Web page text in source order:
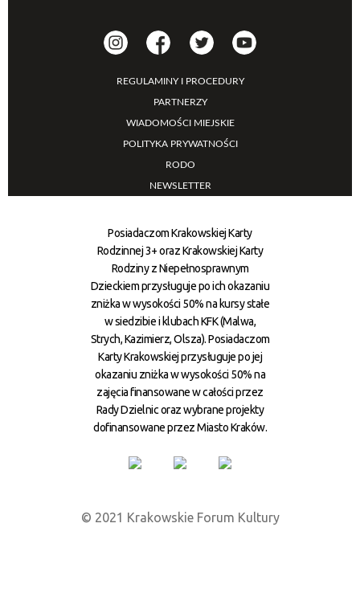
REGULAMINY I PROCEDURY
PARTNERZY
WIADOMOŚCI MIEJSKIE
POLITYKA PRYWATNOŚCI
RODO
NEWSLETTER
Posiadaczom Krakowskiej Karty
Rodzinnej 3+ oraz Krakowskiej Karty
Rodziny z Niepełnosprawnym
Dzieckiem przysługuje po ich okazaniu
zniżka w wysokości 50% na kursy stałe
w siedzibie i klubach KFK (Malwa,
Strych, Kazimierz, Olsza). Posiadaczom
Karty Krakowskiej przysługuje po jej
okazaniu zniżka w wysokości 50% na
zajęcia finansowane w całości przez
Rady Dzielnic oraz wybrane projekty
dofinansowane przez Miasto Kraków.
© 2021 Krakowskie Forum Kultury